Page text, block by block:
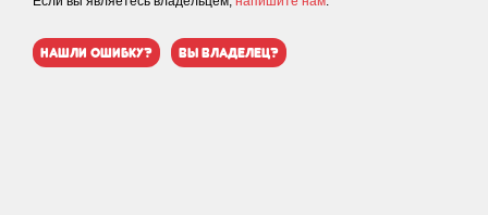
нашли ошибку? вы владелец?